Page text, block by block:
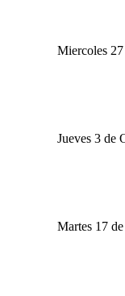
Miercoles
Jueves 3 de
Martes 17